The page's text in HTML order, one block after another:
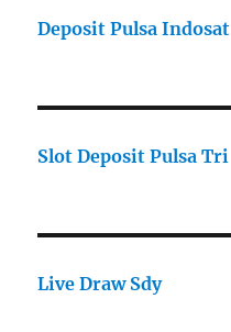
Deposit Pulsa Indosat
Slot Deposit Pulsa Tri
Live Draw Sdy